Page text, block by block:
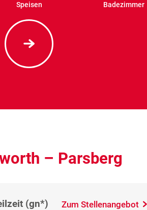
Speisen Badezimmer
– Parsberg
(gn*) Zum Stellenangebot